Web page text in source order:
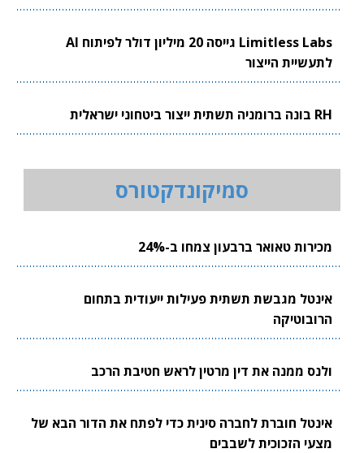
Limitless Labs גייסה 20 מיליון דולר לפיתוח AI
לתעשיית הייצור
RH בונה ברומניה תשתית ייצור ביטחוני ישראלית
סמיקונדקטורס
מכירות טאואר ברבעון צמחו ב-24%
אינטל מגבשת תשתית פעילות ייעודית בתחום
הרובוטיקה
ולנס ממנה את דין מרטין לראש חטיבת הרכב
אינטל חוברת לחברה סינית כדי לפתח את הדור הבא של
מצעי הזכוכית לשבבים